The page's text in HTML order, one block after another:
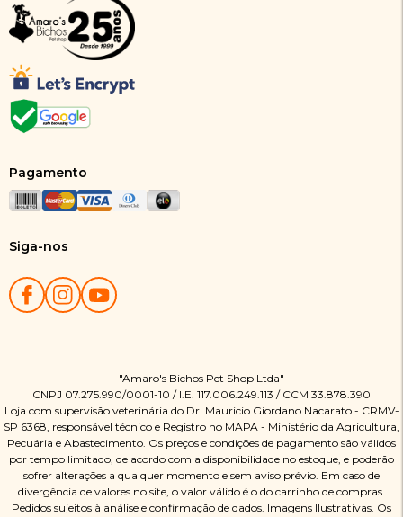
Pagamento
Siga-nos
"Amaro's Bichos Pet Shop Ltda"
CNPJ 07.275.990/0001-10 / I.E. 117.006.249.113 / CCM 33.878.390
Loja com supervisão veterinária do Dr. Mauricio Giordano Nacarato - CRMV-
SP 6368, responsável técnico e Registro no MAPA - Ministério da Agricultura,
Pecuária e Abastecimento. Os preços e condições de pagamento são válidos
por tempo limitado, de acordo com a disponibilidade no estoque, e poderão
sofrer alterações a qualquer momento e sem aviso prévio. Em caso de
divergência de valores no site, o valor válido é o do carrinho de compras.
Pedidos sujeitos à análise e confirmação de dados. Imagens Ilustrativas. Os